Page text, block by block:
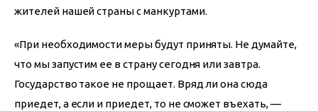
жителей нашей страны с манкуртами.
«При необходимости меры будут приняты. Не думайте,
что мы запустим ее в страну сегодня или завтра.
Государство такое не прощает. Вряд ли она сюда
приедет, а если и приедет, то не сможет въехать, —